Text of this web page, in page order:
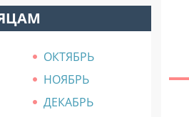
ОКТЯБРЬ
НОЯБРЬ
ДЕКАБРЬ